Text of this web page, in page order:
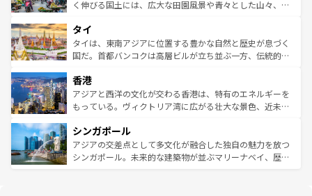
照してほしい。
まで、さまざまな韓国料理が待っている。夜には、韓国な
リティに包まれながら、韓国の多彩な魅力を心ゆくまで味
わってみてほしい。 なお、新着の韓国情報はコンテンツ一
覧を参照してほしい。
く伸びる国土には、広大な田園風景や青々とした山々、世
急速な発展と共に伝統が息づく。ハノイの古い町並みやホ
ーチミン市のフランス統治時代の建物も、独特の雰囲気を
醸し出している。また、バラエティの豊かさとおいしさで
とつ。フォーやバインミー、ベトナムコーヒーなどは、ぜ
ひ現地で味わいたい。どの地域を訪れてもあたたかい人々
が旅行者を迎えてくれるので、きっと忘れられない旅にな
参照してほしい。
タイ
タイは、東南アジアに位置する豊かな自然と歴史が息づく
国だ。首都バンコクは高層ビルが立ち並ぶ一方、伝統的な
の活気が交差している。北部ではチェンマイなどの山岳地
帯で自然と触れ合い、南部ではプーケットやクラビの美し
いビーチでリゾート気分を楽しむことができる。タイ料理
激する。気候は一年中温暖で、どの季節にも異なる楽しみ
が待っている。親しみやすいタイの人々、仏教を中心とし
た文化、そして多様な観光資源が、訪れる旅人を魅了し続
香港
アジアと西洋の文化が交わる香港は、特有のエネルギーを
もっている。ヴィクトリア湾に広がる壮大な景色、近未来
み、どこを訪れても感動するはず。観光スポットが密集し
ており、効率よく見どころを回れるのも魅力。息をのむよ
うな絶景から文化的な体験まで、香港を存分に楽しみ尽く
シンガポール
アジアの交差点として多文化が融合した独自の魅力を放つ
シンガポール。未来的な建築物が並ぶマリーナベイ、歴史